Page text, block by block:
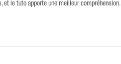
et le tuto apporte une meilleur compréhension.